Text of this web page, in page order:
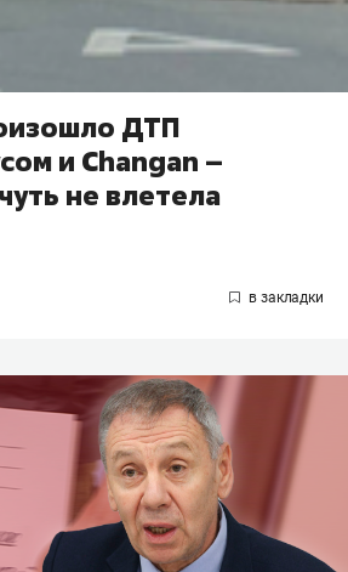
ДТП
и Changan –
не влетела